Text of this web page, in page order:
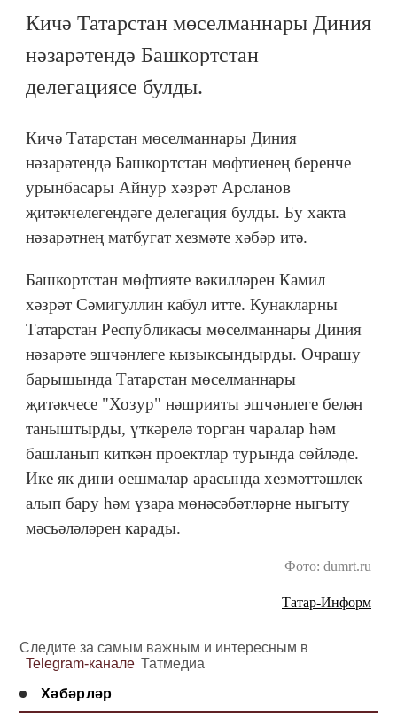
Кичә Татарстан мөселманнары Диния
нәзарәтендә Башкортстан
делегациясе булды.
Кичә Татарстан мөселманнары Диния
нәзарәтендә Башкортстан мөфтиенең беренче
урынбасары Айнур хәзрәт Арсланов
җитәкчелегендәге делегация булды. Бу хакта
нәзарәтнең матбугат хезмәте хәбәр итә.
Башкортстан мөфтияте вәкилләрен Камил
хәзрәт Сәмигуллин кабул итте. Кунакларны
Татарстан Республикасы мөселманнары Диния
нәзарәте эшчәнлеге кызыксындырды. Очрашу
барышында Татарстан мөселманнары
җитәкчесе "Хозур" нәшрияты эшчәнлеге белән
таныштырды, үткәрелә торган чаралар һәм
башланып киткән проектлар турында сөйләде.
Ике як дини оешмалар арасында хезмәттәшлек
алып бару һәм үзара мөнәсәбәтләрне ныгыту
мәсьәләләрен карады.
Фото: dumrt.ru
Татар-Информ
Следите за самым важным и интересным в
Telegram-канале Татмедиа
Хәбәрләр